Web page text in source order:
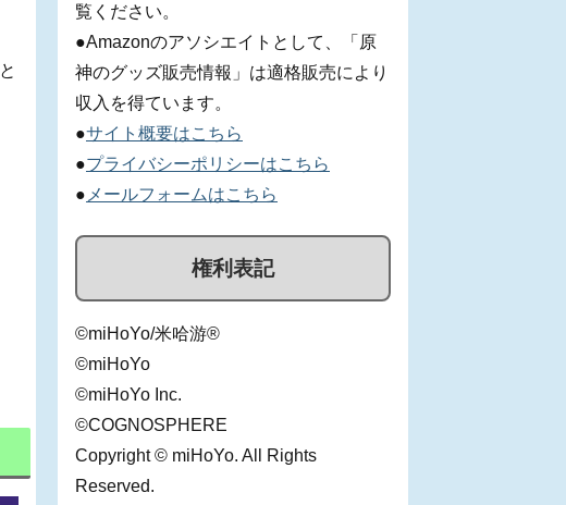
と
覧ください。
●Amazonのアソシエイトとして、「原
神のグッズ販売情報」は適格販売により
収入を得ています。
●サイト概要はこちら
●プライバシーポリシーはこちら
● メールフォームはこちら
権利表記
©miHoYo/米哈游®
©miHoYo
©miHoYo Inc.
©COGNOSPHERE
Copyright © miHoYo. All Rights
Reserved.